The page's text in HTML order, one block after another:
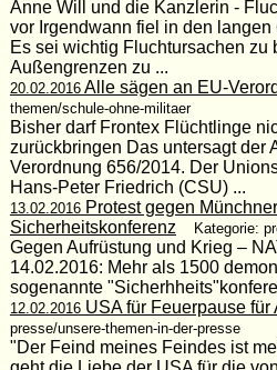
Anne Will und die Kanzlerin -
vor Irgendwann fiel in den
Es sei wichtig Fluchtursachen zu
Außengrenzen zu ...
20.02.2016Alle sägen an EU-
themen/schule-ohne-militaer
Bisher darf Frontex Flüchtlinge
zurückbringen Das untersagt der
Verordnung 656/2014. Der
Hans-Peter Friedrich (CSU) ...
13.02.2016Protest gegen Münchner
Sicherheitskonferenz
Kategorie:
Gegen Aufrüstung und Krieg –
14.02.2016: Mehr als 1500
sogenannte
12.02.2016USA für Feuerpause für
presse/unsere-themen-in-der-presse
"Der Feind meines Feindes ist